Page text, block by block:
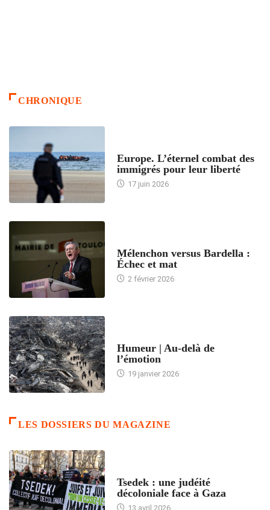
CHRONIQUE
Europe. L’éternel combat des
immigrés pour leur liberté
17 juin 2026
Mélenchon versus Bardella :
Échec et mat
2 février 2026
Humeur | Au-delà de
l’émotion
19 janvier 2026
LES DOSSIERS DU MAGAZINE
Tsedek : une judéité
décoloniale face à Gaza
13 avril 2026